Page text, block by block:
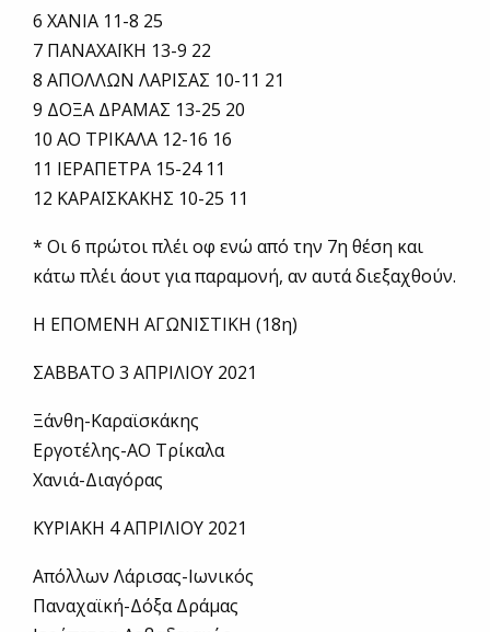
6 ΧΑΝΙΑ 11-8 25
7 ΠΑΝΑΧΑΪΚΗ 13-9 22
8 ΑΠΟΛΛΩΝ ΛΑΡΙΣΑΣ 10-11 21
9 ΔΟΞΑ ΔΡΑΜΑΣ 13-25 20
10 ΑΟ ΤΡΙΚΑΛΑ 12-16 16
11 ΙΕΡΑΠΕΤΡΑ 15-24 11
12 ΚΑΡΑΪΣΚΑΚΗΣ 10-25 11
* Οι 6 πρώτοι πλέι οφ ενώ από την 7η θέση και
κάτω πλέι άουτ για παραμονή, αν αυτά διεξαχθούν.
Η ΕΠΟΜΕΝΗ ΑΓΩΝΙΣΤΙΚΗ (18η)
ΣΑΒΒΑΤΟ 3 ΑΠΡΙΛΙΟΥ 2021
Ξάνθη-Καραϊσκάκης
Εργοτέλης-ΑΟ Τρίκαλα
Χανιά-Διαγόρας
ΚΥΡΙΑΚΗ 4 ΑΠΡΙΛΙΟΥ 2021
Απόλλων Λάρισας-Ιωνικός
Παναχαϊκή-Δόξα Δράμας